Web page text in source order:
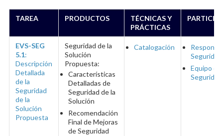
TAREA PRODUCTOS
TÉCNICAS Y
PRÁCTICAS
EVS-SEG
5.1:
Descripción
Detallada
de la
Seguridad
de la
Solución
Propuesta
Seguridad de la
Solución
Propuesta:
Características
Detalladas de
Seguridad de la
Solución
Recomendación
Final de Mejoras
de Seguridad
Catalogación
Seguridad
Equipo de
Seguridad